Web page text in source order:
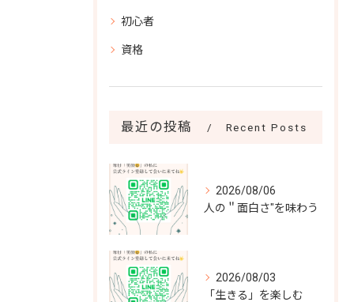
初心者
資格
最近の投稿 Recent Posts
2026/08/06
人の＂面白さ"を味わう
2026/08/03
「生きる」を楽しむ